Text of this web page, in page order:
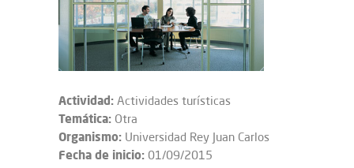
Actividad: Actividades turísticas
Temática: Otra
Organismo: Universidad Rey Juan Carlos
Fecha de inicio: 01/09/2015